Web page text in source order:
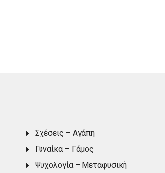
Σχέσεις – Αγάπη
Γυναίκα – Γάμος
Ψυχολογία – Μεταφυσική